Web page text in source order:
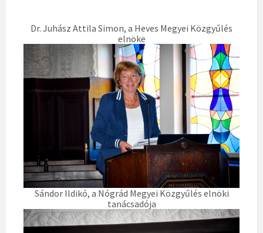
Dr. Juhász Attila Simon, a Heves Megyei Közgyűlés
elnöke
Sándor Ildikó, a Nógrád Megyei Közgyűlés elnöki
tanácsadója